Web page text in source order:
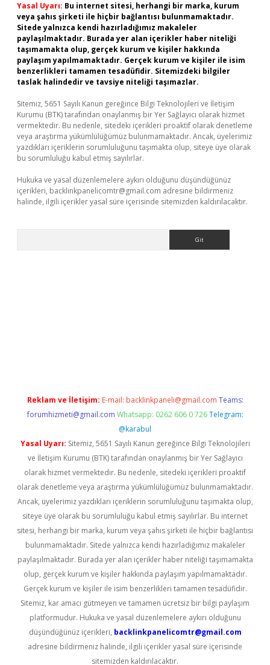
Yasal Uyarı: Bu internet sitesi, herhangi bir marka, kurum
veya şahıs şirketi ile hiçbir bağlantısı bulunmamaktadır.
Sitede yalnızca kendi hazırladığımız makaleler
paylaşılmaktadır. Burada yer alan içerikler haber niteliği
taşımamakta olup, gerçek kurum ve kişiler hakkında
paylaşım yapılmamaktadır. Gerçek kurum ve kişiler ile isim
benzerlikleri tamamen tesadüfidir. Sitemizdeki bilgiler
taslak halindedir ve tavsiye niteliği taşımazlar.
Sitemiz, 5651 Sayılı Kanun gereğince Bilgi Teknolojileri ve İletişim
Kurumu (BTK) tarafından onaylanmış bir Yer Sağlayıcı olarak hizmet
vermektedir. Bu nedenle, sitedeki içerikleri proaktif olarak denetleme
veya araştırma yükümlülüğümüz bulunmamaktadır. Ancak, üyelerimiz
yazdıkları içeriklerin sorumluluğunu taşımakta olup, siteye üye olarak
bu sorumluluğu kabul etmiş sayılırlar.
Hukuka ve yasal düzenlemelere aykırı olduğunu düşündüğünüz
içerikleri, backlinkpanelicomtr@gmail.com adresine bildirmeniz
halinde, ilgili içerikler yasal süre içerisinde sitemizden kaldırılacaktır.
Reklam ve İletişim: E-mail: backlinkpaneli@gmail.com Teams:
forumhizmeti@gmail.com Whatsapp: 0262 606 0 726 Telegram:
@karabul
Yasal Uyarı: Sitemiz, 5651 Sayılı Kanun gereğince Bilgi Teknolojileri
ve İletişim Kurumu (BTK) tarafından onaylanmış bir Yer Sağlayıcı
olarak hizmet vermektedir. Bu nedenle, sitedeki içerikleri proaktif
olarak denetleme veya araştırma yükümlülüğümüz bulunmamaktadır.
Ancak, üyelerimiz yazdıkları içeriklerin sorumluluğunu taşımakta olup,
siteye üye olarak bu sorumluluğu kabul etmiş sayılırlar. Bu internet
sitesi, herhangi bir marka, kurum veya şahıs şirketi ile hiçbir bağlantısı
bulunmamaktadır. Sitede yalnızca kendi hazırladığımız makaleler
paylaşılmaktadır. Burada yer alan içerikler haber niteliği taşımamakta
olup, gerçek kurum ve kişiler hakkında paylaşım yapılmamaktadır.
Gerçek kurum ve kişiler ile isim benzerlikleri tamamen tesadüfidir.
Sitemiz, kar amacı gütmeyen ve tamamen ücretsiz bir bilgi paylaşım
platformudur. Hukuka ve yasal düzenlemelere aykırı olduğunu
düşündüğünüz içerikleri, backlinkpanelicomtr@gmail.com
adresine bildirmeniz halinde, ilgili içerikler yasal süre içerisinde
sitemizden kaldırılacaktır.